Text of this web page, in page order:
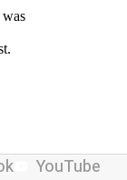
YouTube